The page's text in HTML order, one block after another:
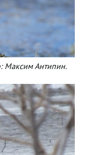
Максим Антипин.